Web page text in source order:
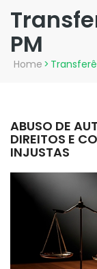
PM
Home >
ABUSO DE
DIREITOS E
INJUSTAS